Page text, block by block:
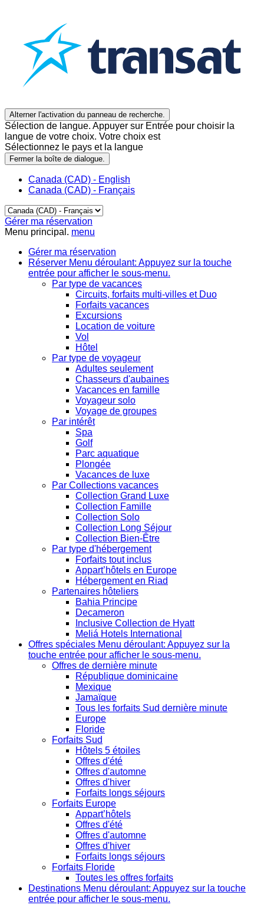
Alterner l'activation du panneau de recherche.
Sélection de langue. Appuyer sur Entrée pour choisir la
langue de votre choix. Votre choix est
Sélectionnez le pays et la langue
Fermer la boîte de dialogue.
Canada (CAD) - English
Canada (CAD) - Français
Gérer ma réservation
Menu principal. menu
Gérer ma réservation
Réserver Menu déroulant: Appuyez sur la touche
entrée pour afficher le sous-menu.
Par type de vacances
Circuits, forfaits multi-villes et Duo
Forfaits vacances
Excursions
Location de voiture
Vol
Hôtel
Par type de voyageur
Adultes seulement
Chasseurs d'aubaines
Vacances en famille
Voyageur solo
Voyage de groupes
Par intérêt
Spa
Golf
Parc aquatique
Plongée
Vacances de luxe
Par Collections vacances
Collection Grand Luxe
Collection Famille
Collection Solo
Collection Long Séjour
Collection Bien-Être
Par type d'hébergement
Forfaits tout inclus
Appart’hôtels en Europe
Hébergement en Riad
Partenaires hôteliers
Bahia Principe
Decameron
Inclusive Collection de Hyatt
Meliá Hotels International
Offres spéciales Menu déroulant: Appuyez sur la
touche entrée pour afficher le sous-menu.
Offres de dernière minute
République dominicaine
Mexique
Jamaïque
Tous les forfaits Sud dernière minute
Europe
Floride
Forfaits Sud
Hôtels 5 étoiles
Offres d'été
Offres d'automne
Offres d'hiver
Forfaits longs séjours
Forfaits Europe
Appart’hôtels
Offres d'été
Offres d'automne
Offres d'hiver
Forfaits longs séjours
Forfaits Floride
Toutes les offres forfaits
Destinations Menu déroulant: Appuyez sur la touche
entrée pour afficher le sous-menu.